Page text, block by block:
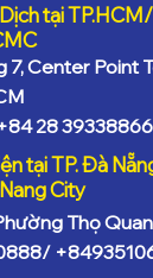
tại TP.HCM/
7, Center Point
28 39338866
tại TP. Đà
City
Thọ